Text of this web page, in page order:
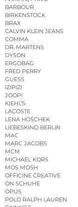
BARBOUR
BIRKENSTOCK
BRAX
CALVIN KLEIN JEANS
COMMA
DR. MARTENS
DYSON
ERGOBAG
FRED PERRY
GUESS
IZIPIZI
JOOP!
KIEHL’S
LACOSTE
LENA HOSCHEK
LIEBESKIND BERLIN
MAC
MARC JACOBS
MCM
MICHAEL KORS
MOS MOSH
OFFICINE CREATIVE
ON SCHUHE
OPUS
POLO RALPH LAUREN